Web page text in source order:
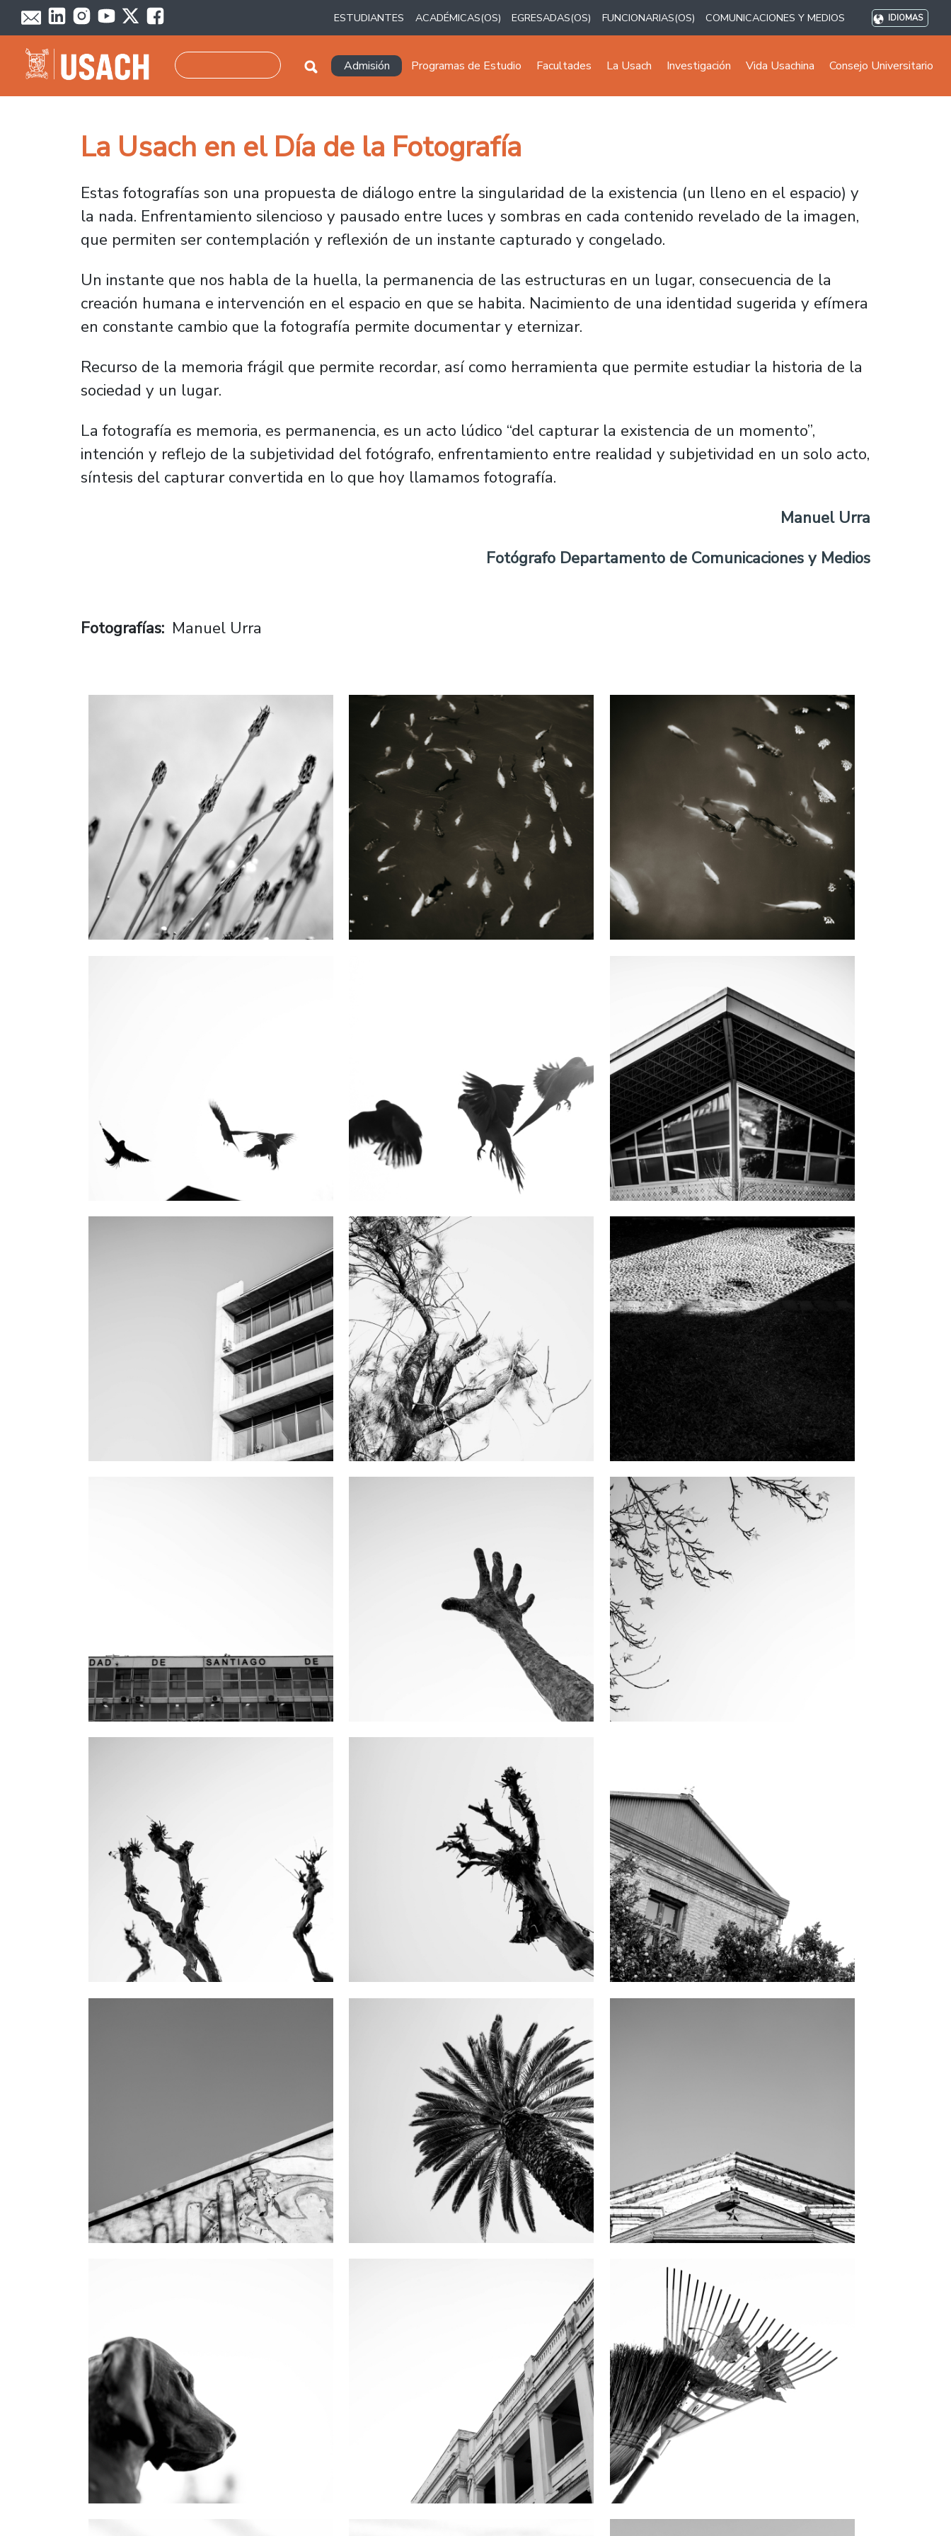
Pasar al contenido principal
ESTUDIANTES ACADÉMICAS(OS) EGRESADAS(OS) FUNCIONARIAS(OS) COMUNICACIONES Y MEDIOS IDIOMAS
Navegación principal
Admisión Programas de Estudio Facultades La Usach Investigación Vida Usachina Consejo Universitario
La Usach en el Día de la Fotografía
Estas fotografías son una propuesta de diálogo entre la singularidad de la existencia (un lleno en el espacio) y
la nada. Enfrentamiento silencioso y pausado entre luces y sombras en cada contenido revelado de la imagen,
que permiten ser contemplación y reflexión de un instante capturado y congelado.
Un instante que nos habla de la huella, la permanencia de las estructuras en un lugar, consecuencia de la
creación humana e intervención en el espacio en que se habita. Nacimiento de una identidad sugerida y efímera
en constante cambio que la fotografía permite documentar y eternizar.
Recurso de la memoria frágil que permite recordar, así como herramienta que permite estudiar la historia de la
sociedad y un lugar.
La fotografía es memoria, es permanencia, es un acto lúdico “del capturar la existencia de un momento”,
intención y reflejo de la subjetividad del fotógrafo, enfrentamiento entre realidad y subjetividad en un solo acto,
síntesis del capturar convertida en lo que hoy llamamos fotografía.
Manuel Urra
Fotógrafo Departamento de Comunicaciones y Medios
Fotografías Manuel Urra